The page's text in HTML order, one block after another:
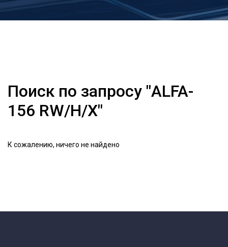
Поиск по запросу "ALFA-
156 RW/H/X"
К сожалению, ничего не найдено